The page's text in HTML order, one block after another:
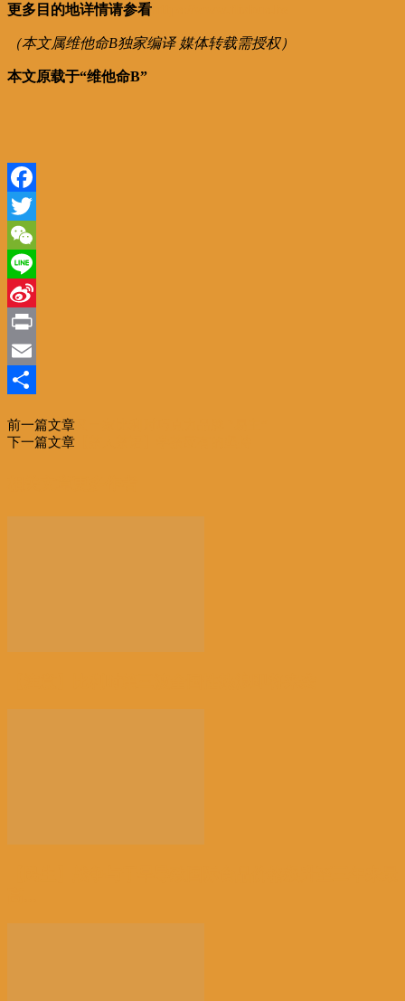
更多目的地详情请参看
（本文属维他命B独家编译 媒体转载需授权）
本文原载于“维他命B”
Facebook
Twitter
WeChat
Line
Sina
Weibo
Print
Email
享
前一篇文章
下一篇文章